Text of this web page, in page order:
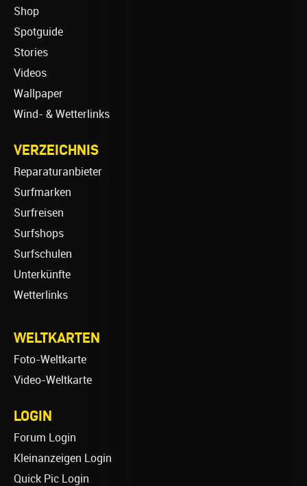
Shop
Spotguide
Stories
Videos
Wallpaper
Wind- & Wetterlinks
VERZEICHNIS
Reparaturanbieter
Surfmarken
Surfreisen
Surfshops
Surfschulen
Unterkünfte
Wetterlinks
WELTKARTEN
Foto-Weltkarte
Video-Weltkarte
LOGIN
Forum Login
Kleinanzeigen Login
Quick Pic Login